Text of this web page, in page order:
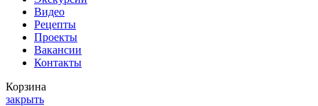
Видео
Рецепты
Проекты
Вакансии
Контакты
Корзина
закрыть